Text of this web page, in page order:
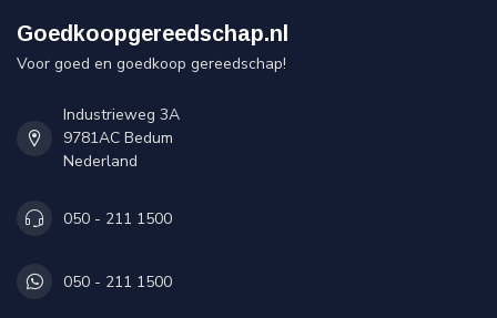
Goedkoopgereedschap.nl
Voor goed en goedkoop gereedschap!
Industrieweg 3A
9781AC Bedum
Nederland
050 - 211 1500
050 - 211 1500